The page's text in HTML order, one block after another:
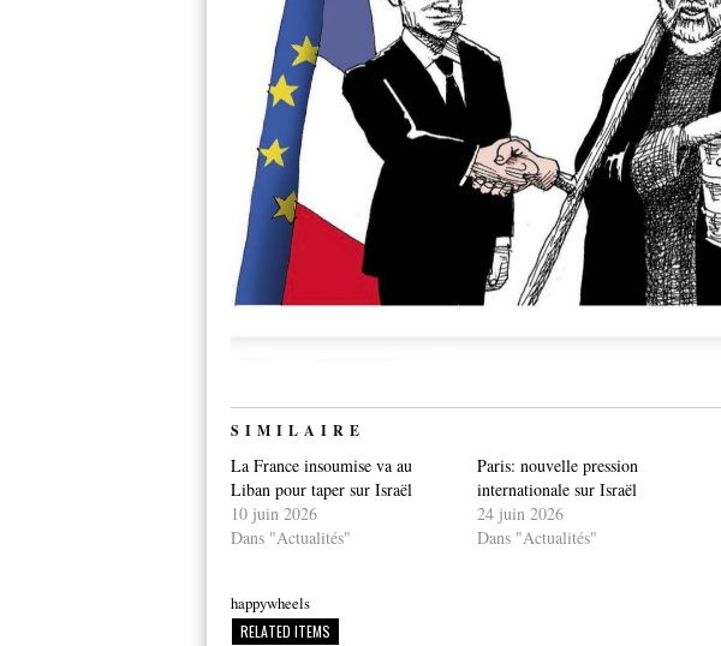
SIMILAIRE
La France insoumise va au
Liban pour taper sur Israël
10 juin 2026
Dans "Actualités"
Paris: nouvelle pression
internationale sur Israël
24 juin 2026
Dans "Actualités"
happywheels
RELATED ITEMS